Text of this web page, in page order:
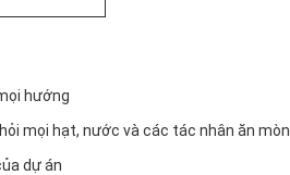
hướng
mọi hạt, nước và các tác nhân ăn mòn
dự án